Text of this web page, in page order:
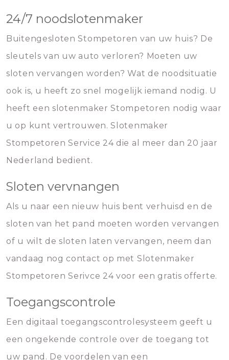
24/7 noodslotenmaker
Buitengesloten Stompetoren van uw huis? De
sleutels van uw auto verloren? Moeten uw
sloten vervangen worden? Wat de noodsituatie
ook is, u heeft zo snel mogelijk iemand nodig. U
heeft een slotenmaker Stompetoren nodig waar
u op kunt vertrouwen. Slotenmaker
Stompetoren Service 24 die al meer dan 20 jaar
Nederland bedient.
Sloten vervnangen
Als u naar een nieuw huis bent verhuisd en de
sloten van het pand moeten worden vervangen
of u wilt de sloten laten vervangen, neem dan
vandaag nog contact op met Slotenmaker
Stompetoren Serivce 24 voor een gratis offerte.
Toegangscontrole
Een digitaal toegangscontrolesysteem geeft u
een ongekende controle over de toegang tot
uw pand. De voordelen van een